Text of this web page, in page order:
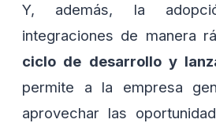
Y, además, la
integraciones de manera
ciclo de desarrollo y
permite a la empresa
aprovechar las